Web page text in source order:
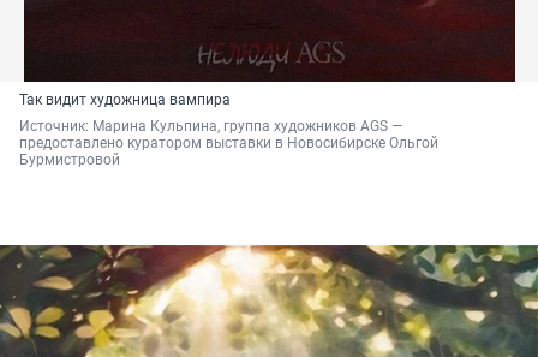
Так видит художница вампира
Источник: Марина Кульпина, группа художников AGS —
предоставлено куратором выставки в Новосибирске Ольгой
Бурмистровой